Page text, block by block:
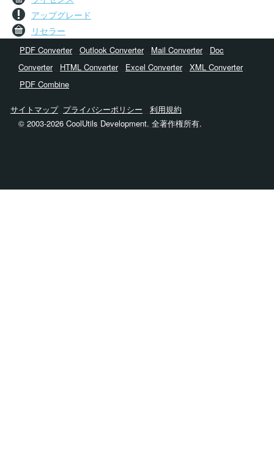
アップグレード
リセラー
PDF Converter Outlook Converter Mail Converter
Doc
Converter
HTML Converter Excel Converter XML Converter
PDF Combine
サイトマップ プライバシーポリシー
利用規約
© 2003-2026 CoolUtils Development. 全著作権所有.